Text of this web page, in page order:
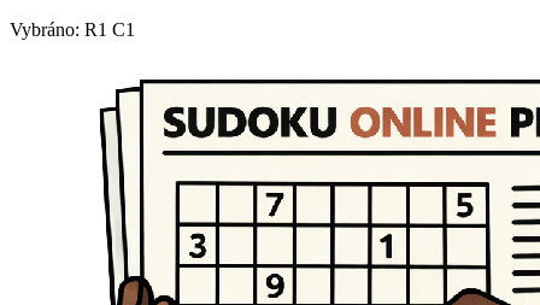
Vybráno: R1 C1